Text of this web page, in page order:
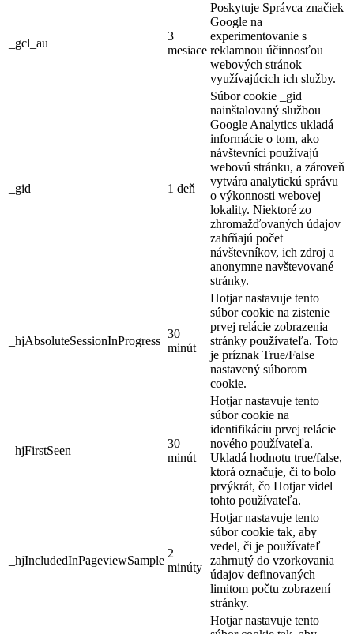
_gcl_au
3
mesiace
Poskytuje Správca značiek
Google na
experimentovanie s
reklamnou účinnosťou
webových stránok
využívajúcich ich služby.
_gid 1 deň
Súbor cookie _gid
nainštalovaný službou
Google Analytics ukladá
informácie o tom, ako
návštevníci používajú
webovú stránku, a zároveň
vytvára analytickú správu
o výkonnosti webovej
lokality. Niektoré zo
zhromažďovaných údajov
zahŕňajú počet
návštevníkov, ich zdroj a
anonymne navštevované
stránky.
_hjAbsoluteSessionInProgress
30
minút
Hotjar nastavuje tento
súbor cookie na zistenie
prvej relácie zobrazenia
stránky používateľa. Toto
je príznak True/False
nastavený súborom
cookie.
_hjFirstSeen
30
minút
Hotjar nastavuje tento
súbor cookie na
identifikáciu prvej relácie
nového používateľa.
Ukladá hodnotu true/false,
ktorá označuje, či to bolo
prvýkrát, čo Hotjar videl
tohto používateľa.
_hjIncludedInPageviewSample
2
minúty
Hotjar nastavuje tento
súbor cookie tak, aby
vedel, či je používateľ
zahrnutý do vzorkovania
údajov definovaných
limitom počtu zobrazení
stránky.
Hotjar nastavuje tento